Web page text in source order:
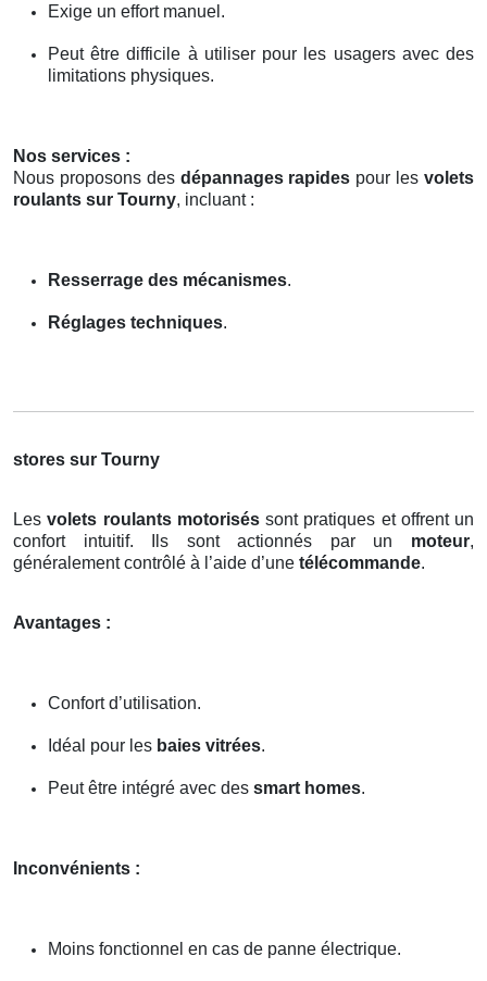
Exige un effort manuel.
Peut être difficile à utiliser pour les usagers avec des
limitations physiques.
Nos services :
Nous proposons des dépannages rapides pour lesvolets
roulants sur Tourny, incluant :
Resserrage des mécanismes.
Réglages techniques.
stores sur Tourny
Lesvolets roulants motoriséssont pratiques et offrent un
confort intuitif. Ils sont actionnés par un moteur,
généralement contrôlé à l’aide d’une télécommande.
Avantages :
Confort d’utilisation.
Idéal pour les baies vitrées.
Peut être intégré avec des smart homes.
Inconvénients :
Moins fonctionnel en cas de panne électrique.